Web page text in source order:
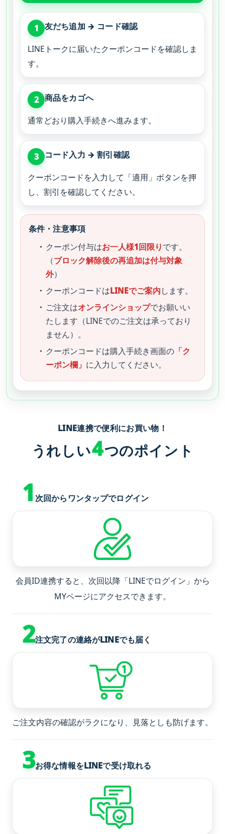
1 友だち追加 → コード確認
LINEトークに届いたクーポンコードを確認しま
す。
2 商品をカゴへ
通常どおり購入手続きへ進みます。
3 コード入力 → 割引確認
クーポンコードを入力して「適用」ボタンを押
し、割引を確認してください。
条件・注意事項
クーポン付与はお一人様1回限りです。
（ブロック解除後の再追加は付与対象
外）
クーポンコードはLINEでご案内します。
ご注文はオンラインショップでお願いい
たします（LINEでのご注文は承っており
ません）。
クーポンコードは購入手続き画面の 「ク
ーポン欄」 に入力してください。
LINE連携で便利にお買い物！
うれしい4つのポイント
1 次回からワンタップでログイン
会員ID連携すると、次回以降「LINEでログイン」から
MYページにアクセスできます。
2注文完了の連絡がLINEでも届く
ご注文内容の確認がラクになり、見落としも防げます。
3お得な情報をLINEで受け取れる